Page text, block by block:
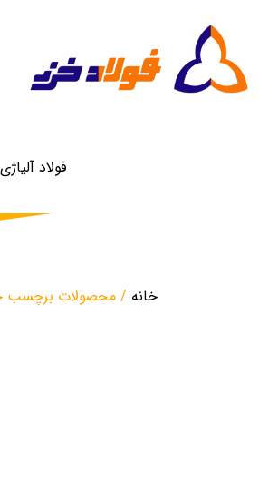
فولاد آلیاژی
خانه / محصولات برچسب